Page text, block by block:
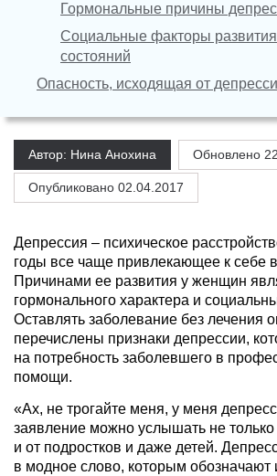
Гормональные причины
Социальные факторы
состояний
Опасность, исходящая от
Автор: Нина Анохина Обновлено
Опубликовано 02.04.2017
Депрессия – психическое
годы все чаще привлекающее к себе
Причинами ее развития у женщин
гормонального характера и
Оставлять заболевание без лечения
перечислены признаки депрессии,
на потребность заболевшего в
помощи.
«Ах, не трогайте меня, у меня
заявление можно услышать не только
и от подростков и даже детей.
в модное слово, которым обозначают